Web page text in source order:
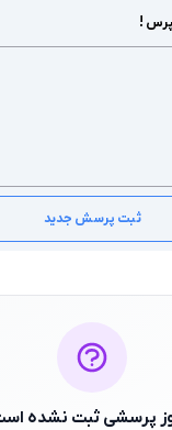
!
ثبت پرسش جدید
پرسشی ثبت نشده